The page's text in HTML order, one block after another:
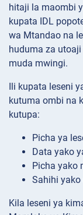
hitaji la maombi
kupata IDL
wa Mtandao na
huduma za
muda mwingi.
Ili kupata leseni
kutuma ombi na
kutupa:
Picha ya
Data yako
Picha yako
Sahihi yako
Kila leseni ya